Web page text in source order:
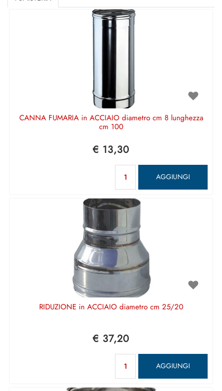
CANNA FUMARIA in ACCIAIO diametro cm 8 lunghezza
cm 100
€ 13,30
AGGIUNGI
RIDUZIONE in ACCIAIO diametro cm 25/20
€ 37,20
AGGIUNGI